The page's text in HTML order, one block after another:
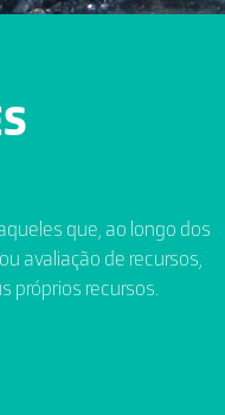
que, ao longo dos
avaliação de recursos,
próprios recursos.